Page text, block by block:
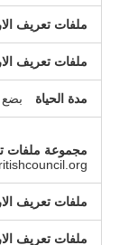
بضع